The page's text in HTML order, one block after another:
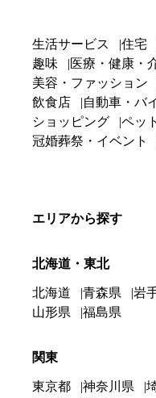
生活サービス 住宅
趣味
医療・健康・
美容・ファッション
飲食店
自動車・バ
ショッピング
ペット
冠婚葬祭・イベント
エリアから探す
北海道・東北
北海道 青森県 岩
山形県
福島県
関東
東京都 神奈川県